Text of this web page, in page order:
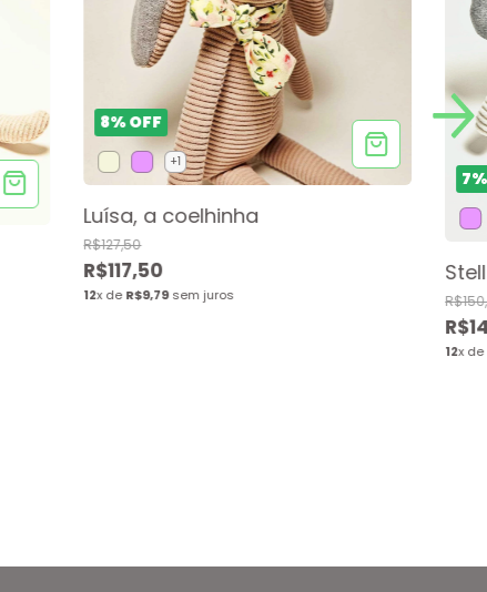
8%OFF
+1
Luísa, a coelhinha
R$127,50
R$117,50
12x deR$9,79sem juros
7
12x de